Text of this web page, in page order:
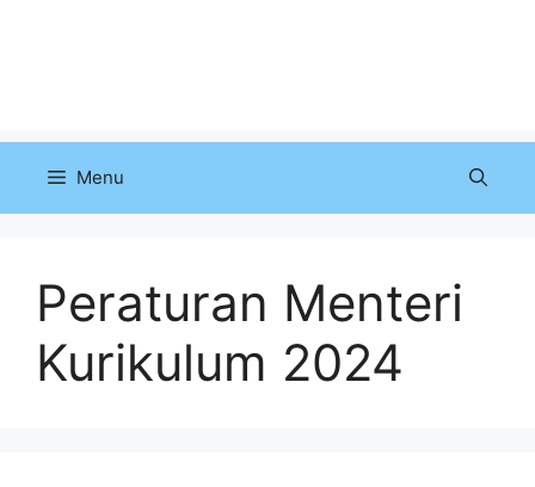
Menu
Peraturan Menteri
Kurikulum 2024